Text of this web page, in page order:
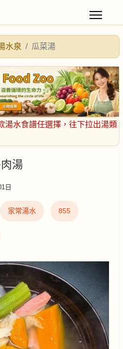
水泉 瓜菜湯
湯水食譜任選擇 ，往下拉出湯類
湯
日
家常湯水 855